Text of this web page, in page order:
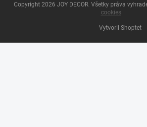
Vytvoril Shoptet
Copyright 2026 JOY DECOR. Všetky práva
cookies